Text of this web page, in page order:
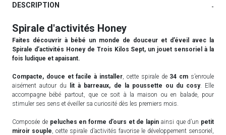
DESCRIPTION -
Spirale d'activités Honey
Faites découvrir à bébé un monde de douceur et d’éveil avec la
Spirale d’activités Honey de Trois Kilos Sept, un jouet sensoriel à la
fois ludique et apaisant.
Compacte, douce et facile à installer , cette spirale de 34 cm s’enroule
aisément autour du
lit à barreaux, de la poussette ou du cosy. Elle
accompagne bébé partout, que ce soit à la maison ou en balade, pour
stimuler ses sens et éveiller sa curiosité dès les premiers mois.
Composée de peluches en forme d’ours et de lapin ainsi que d’un petit
miroir souple , cette spirale d’activités favorise le développement sensoriel,